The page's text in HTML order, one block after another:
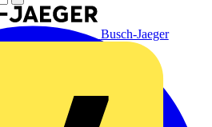
Busch-Jaeger